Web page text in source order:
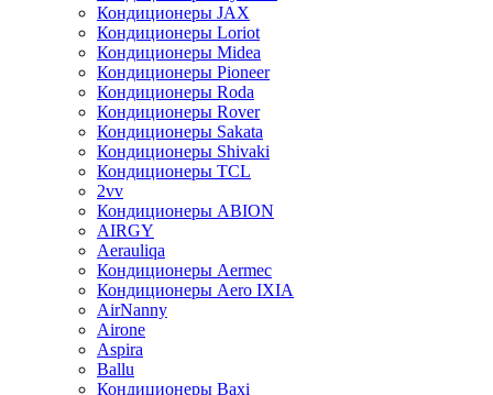
Кондиционеры JAX
Кондиционеры Loriot
Кондиционеры Midea
Кондиционеры Pioneer
Кондиционеры Roda
Кондиционеры Rover
Кондиционеры Sakata
Кондиционеры Shivaki
Кондиционеры TCL
2vv
Кондиционеры ABION
AIRGY
Aerauliqa
Кондиционеры Aermec
Кондиционеры Aero IXIA
AirNanny
Airone
Aspira
Ballu
Кондиционеры Baxi